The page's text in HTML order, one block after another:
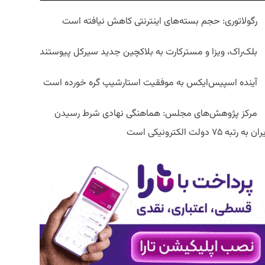
رگولاتوری: حجم بسته‌های اینترنتی کاهش نیافته است
بلک‌راک، ویزا و مسترکارت به بلاکچین جدید سیرکل پیوستند
آینده اسپیس‌ایکس به موفقیت استارشیپ گره خورده است
مرکز پژوهش‌های مجلس: هماهنگی نهادی شرط رسیدن
به رتبه ۷۵ دولت الکترونیکی است